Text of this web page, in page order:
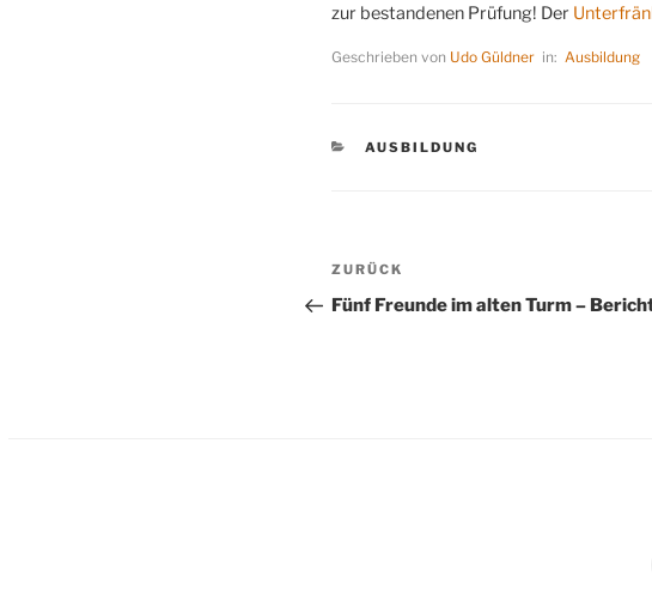
zur bestandenen Prüfung! Der
Geschrieben von Udo Güldner in: Ausbildung
KATEGORIEN
AUSBILDUNG
Vorheriger
Beitrag
ZURÜCK
Fünf Freunde im alten Turm –